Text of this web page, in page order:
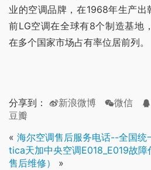
业的空调品牌，在1968年生产出
前LG空调在全球有8个制造基地
在多个国家市场占有率位居前列。
分享到： 新浪微博 微信
豆瓣
« 海尔空调售后服务电话--全国统
tica天加中央空调E018_E019故
售后维修）
»